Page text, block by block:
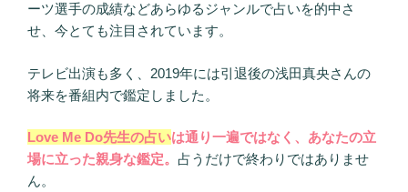
ーツ選手の成績などあらゆるジャンルで占いを的中さ
せ、今とても注目されています。
テレビ出演も多く、2019年には引退後の浅田真央さんの
将来を番組内で鑑定しました。
Love Me Do先生の占いは通り一遍ではなく、あなたの立
場に立った親身な鑑定。 占うだけで終わりではありませ
ん。